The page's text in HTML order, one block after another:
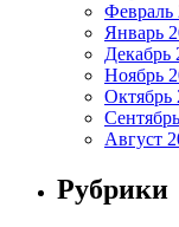
Февраль
Январь
Декабрь
Ноябрь
Октябрь
Август
Рубрики